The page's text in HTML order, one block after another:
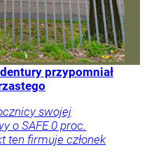
przypomniał
swojej
o SAFE 0 proc.
ten firmuje członek